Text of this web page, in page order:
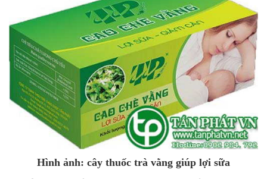
Hình ảnh: cây thuốc trà vằng giúp lợi sữa